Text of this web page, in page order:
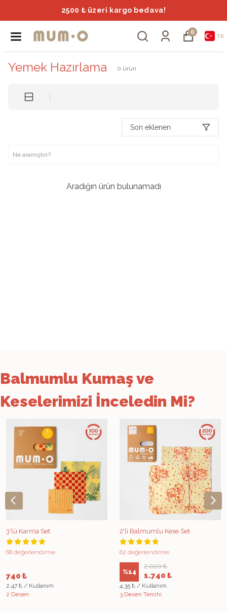
2500 ₺ üzeri kargo bedava!
0
TR
Yemek Hazırlama 0 ürün
Son eklenen
Aradığın ürün bulunamadı
Balmumlu Kumaş ve
Keselerimizi İnceledin Mi?
3'lü Karma Set
68 değerlendirme
740 ₺
2,47 ₺ / Kullanım
2 Desen
2'li Balmumlu Kese Set
62 değerlendirme
%14
2.020 ₺
1.740 ₺
4,35 ₺ / Kullanım
3 Desen Tercihi